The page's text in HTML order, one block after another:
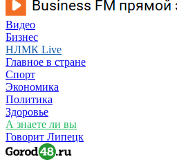
Видео
Бизнес
НЛМК Live
Главное в стране
Спорт
Экономика
Политика
Здоровье
А знаете ли вы
Говорит Липецк